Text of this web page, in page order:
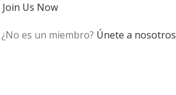
Join Us Now
¿No es un miembro? Únete a nosotros